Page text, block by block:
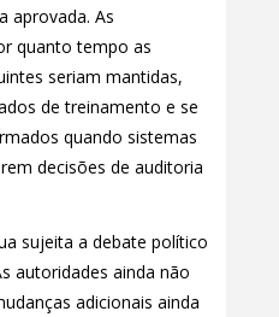
aprovada. As
quanto tempo as
seriam mantidas,
de treinamento e se
quando sistemas
decisões de auditoria
sujeita a debate político
autoridades ainda não
adicionais ainda